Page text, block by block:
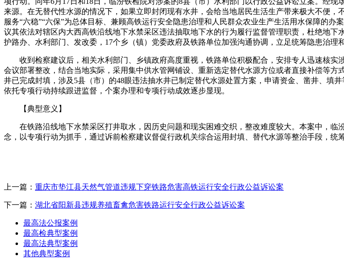
来源。在无替代性水源的情况下，如果立即封闭现有水井，会给当地居民生活生产带来极大不便
服务“六稳”“六保”为总体目标、兼顾高铁运行安全隐患治理和人民群众农业生产生活用水保障的
议其依法对辖区内大西高铁沿线地下水禁采区违法抽取地下水的行为履行监督管理职责，杜绝地
护路办、水利部门、发改委，17个乡（镇）党委政府及铁路单位加强沟通协调，立足统筹隐患治理
收到检察建议后，相关水利部门、乡镇政府高度重视，铁路单位积极配合，安排专人迅速核
会议部署整改，结合当地实际，采用集中供水管网铺设、重新选定替代水源方位或者直接补偿等
井已完成封填，涉及5县（市）的48眼违法抽水井已制定替代水源处置方案，申请资金、凿井、填
依托专项行动持续跟进监督，个案办理和专项行动成效逐步显现。
【典型意义】
在铁路沿线地下水禁采区打井取水，因历史问题和现实困难交织，整改难度较大。本案中，
念，以专项行动为抓手，通过诉前检察建议督促行政机关综合运用封填、替代水源等整治手段，统
上一篇： 重庆市垫江县天然气管道违规下穿铁路危害高铁运行安全行政公益诉讼案
下一篇： 湖北省阳新县违规养殖畜禽危害铁路运行安全行政公益诉讼案
最高法公报案例
最高检典型案例
最高法典型案例
其他典型案例